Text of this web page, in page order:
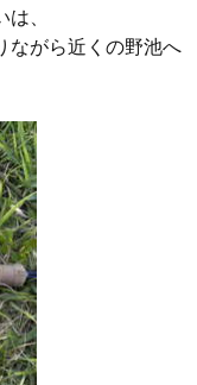
、
ながら近くの野池へ